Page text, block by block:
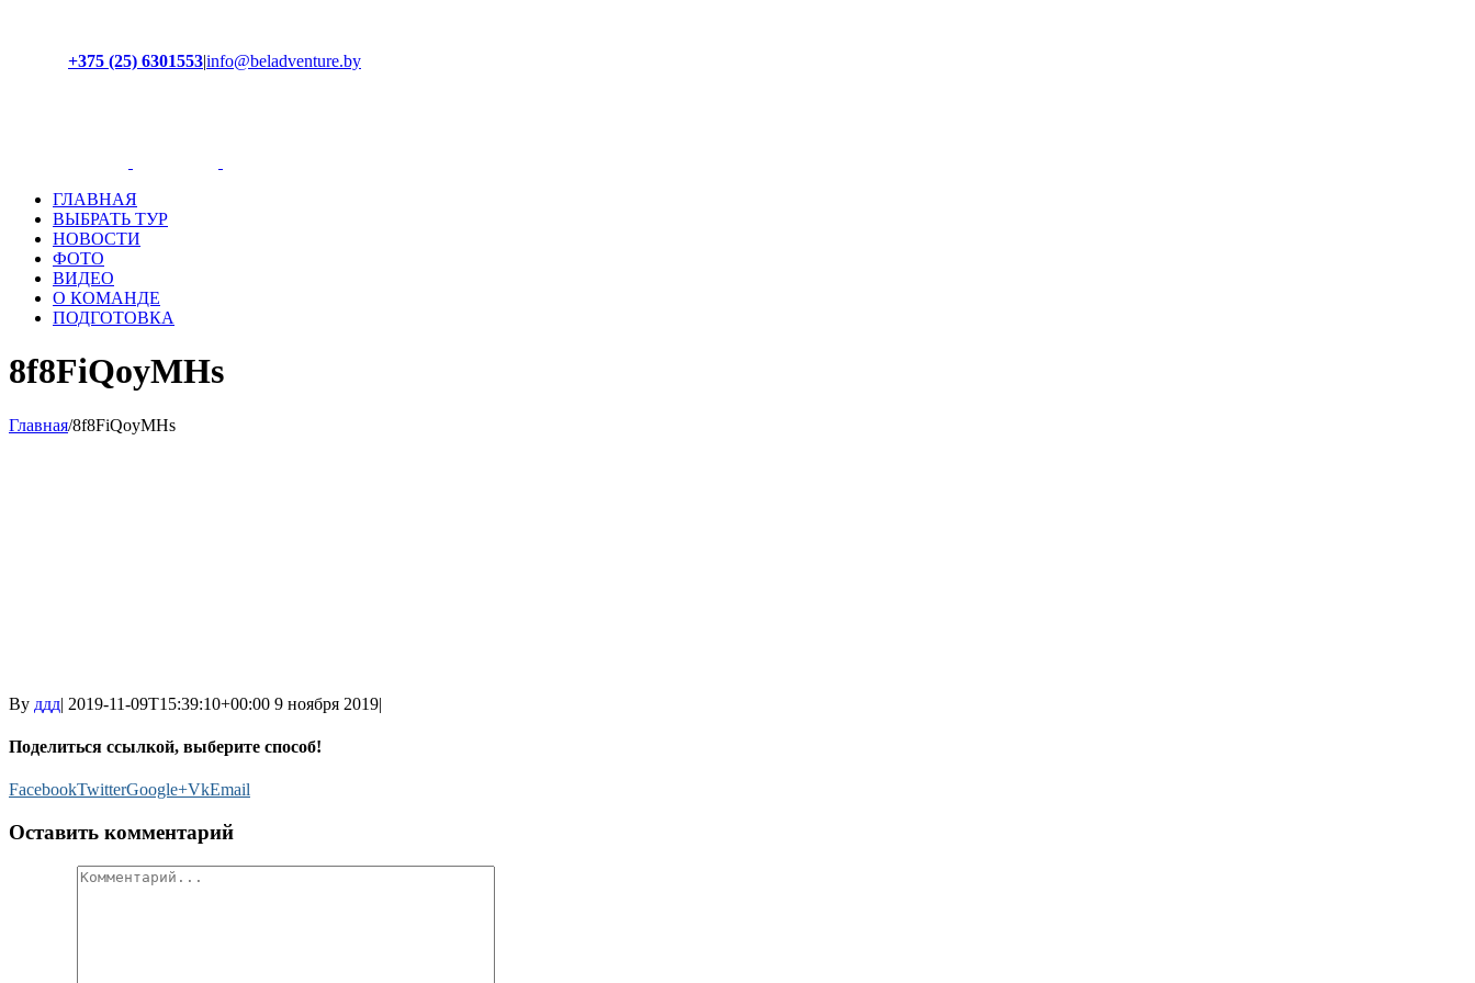
+375 (25) 6301553|info@beladventure.by
ГЛАВНАЯ
ВЫБРАТЬ ТУР
НОВОСТИ
ФОТО
ВИДЕО
О КОМАНДЕ
ПОДГОТОВКА
8f8FiQoyMHs
Главная/8f8FiQoyMHs
By ддд| 2019-11-09T15:39:10+00:00 9 ноября 2019|
Поделиться ссылкой, выберите способ!
FacebookTwitterGoogle+VkEmail
Оставить комментарий